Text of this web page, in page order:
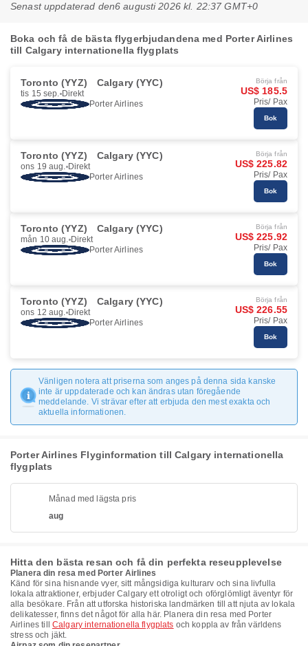
Senast uppdaterad den6 augusti 2026 kl. 22:37 GMT+0
Boka och få de bästa flygerbjudandena med Porter Airlines
till Calgary internationella flygplats
Toronto (YYZ) Calgary (YYC)
tis 15 sep. Direkt
Porter Airlines
Börja från
US$ 185.5
Pris/ Pax
Bok
Toronto (YYZ) Calgary (YYC)
ons 19 aug. Direkt
Porter Airlines
Börja från
US$ 225.82
Pris/ Pax
Bok
Toronto (YYZ) Calgary (YYC)
mån 10 aug. Direkt
Porter Airlines
Börja från
US$ 225.92
Pris/ Pax
Bok
Toronto (YYZ) Calgary (YYC)
ons 12 aug. Direkt
Porter Airlines
Börja från
US$ 226.55
Pris/ Pax
Bok
Vänligen notera att priserna som anges på denna sida kanske
inte är uppdaterade och kan ändras utan föregående
meddelande. Vi strävar efter att erbjuda den mest exakta och
aktuella informationen.
Porter Airlines Flyginformation till Calgary internationella
flygplats
Månad med lägsta pris
aug
Hitta den bästa resan och få din perfekta reseupplevelse
Planera din resa med Porter Airlines
Känd för sina hisnande vyer, sitt mångsidiga kulturarv och sina livfulla
lokala attraktioner, erbjuder Calgary ett otroligt och oförglömligt äventyr för
alla besökare. Från att utforska historiska landmärken till att njuta av lokala
delikatesser, finns det något för alla här. Planera din resa med Porter
Airlines till Calgary internationella flygplats och koppla av från världens
stress och jäkt.